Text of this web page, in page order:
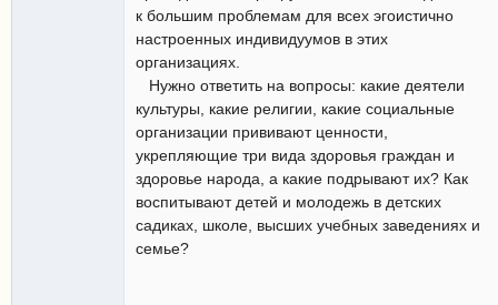
к большим проблемам для всех эгоистично
настроенных индивидуумов в этих
организациях.
Нужно ответить на вопросы: какие деятели
культуры, какие религии, какие социальные
организации прививают ценности,
укрепляющие три вида здоровья граждан и
здоровье народа, а какие подрывают их? Как
воспитывают детей и молодежь в детских
садиках, школе, высших учебных заведениях и
семье?